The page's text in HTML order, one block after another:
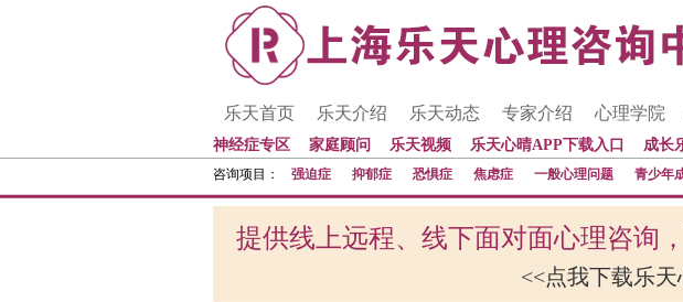
乐天首页 乐天介绍 乐天动态 专家介绍 心理学院
神经症专区 家庭顾问 乐天视频 乐天心晴APP下载入口 成长
咨询项目： 强迫症 抑郁症 恐惧症 焦虑症 一般心理问题 青少年
提供线上远程、线下面对面心理咨询
<<点我下载乐